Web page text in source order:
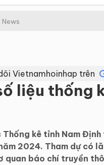
News
Vietnamhoinhap trên
liệu thống
kê tỉnh Nam
2024. Tham dự có
quan báo chí truyền